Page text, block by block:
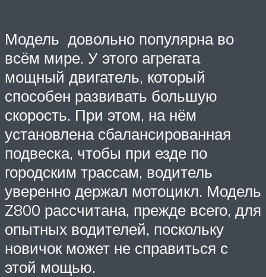
Модель довольно популярна во
всём мире. У этого агрегата
мощный двигатель, который
способен развивать большую
скорость. При этом, на нём
установлена сбалансированная
подвеска, чтобы при езде по
городским трассам, водитель
уверенно держал мотоцикл. Модель
Z800 рассчитана, прежде всего, для
опытных водителей, поскольку
новичок может не справиться с
этой мощью.